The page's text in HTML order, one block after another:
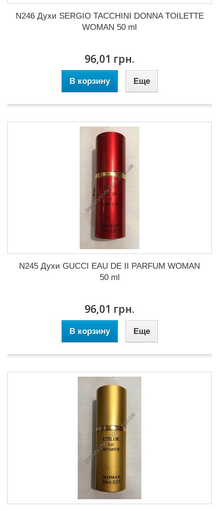
N246 Духи SERGIO TACCHINI DONNA TOILETTE
WOMAN 50 ml
96,01 грн.
В корзину Еще
N245 Духи GUCCI EAU DE II PARFUM WOMAN
50 ml
96,01 грн.
В корзину Еще